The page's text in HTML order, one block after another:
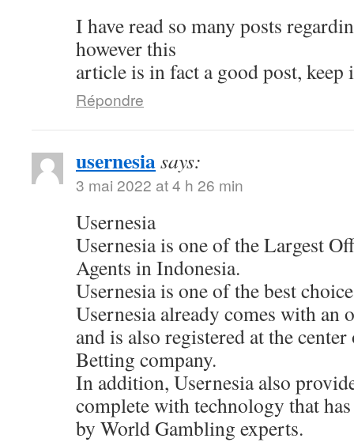
I have read so many posts
however this
article is in fact a good post, keep
Répondre
usernesiasays:
3 mai 2022 at 4 h 26 min
Usernesia
Usernesia is one of the Largest
Agents in Indonesia.
Usernesia is one of the best
Usernesia already comes with an
and is also registered at the
Betting company.
In addition, Usernesia also
complete with technology that
by World Gambling experts.